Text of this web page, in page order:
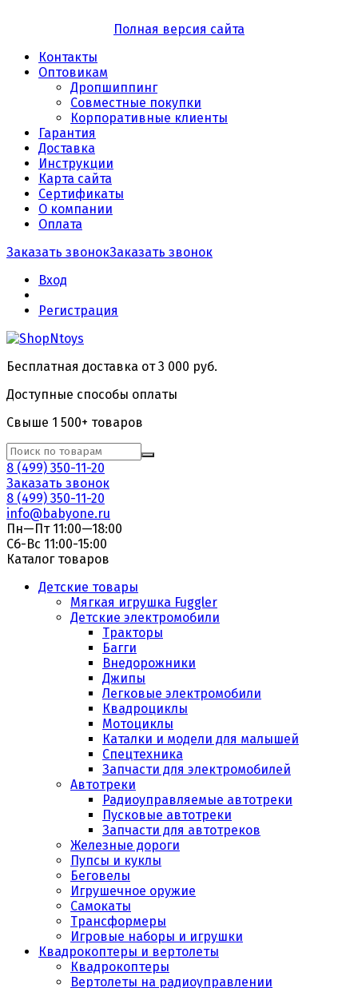
Полная версия сайта
Контакты
Оптовикам
Дропшиппинг
Совместные покупки
Корпоративные клиенты
Гарантия
Доставка
Инструкции
Карта сайта
Сертификаты
О компании
Оплата
Заказать звонокЗаказать звонок
Вход
Регистрация
Бесплатная доставка от 3 000 руб.
Доступные способы оплаты
Свыше 1 500+ товаров
8 (499) 350-11-20
Заказать звонок
8 (499) 350-11-20
info@babyone.ru
Пн—Пт 11:00—18:00
Сб-Вс 11:00-15:00
Каталог товаров
Детские товары
Мягкая игрушка Fuggler
Детские электромобили
Тракторы
Багги
Внедорожники
Джипы
Легковые электромобили
Квадроциклы
Мотоциклы
Каталки и модели для малышей
Спецтехника
Запчасти для электромобилей
Автотреки
Радиоуправляемые автотреки
Пусковые автотреки
Запчасти для автотреков
Железные дороги
Пупсы и куклы
Беговелы
Игрушечное оружие
Самокаты
Трансформеры
Игровые наборы и игрушки
Квадрокоптеры и вертолеты
Квадрокоптеры
Вертолеты на радиоуправлении